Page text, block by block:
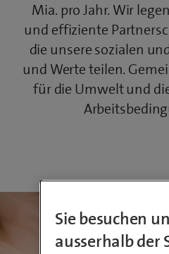
Mia. pro Jahr. Wir
und effiziente
die unsere sozialen
und Werte teilen.
für die Umwelt und
Sie besuchen
ausserhalb der